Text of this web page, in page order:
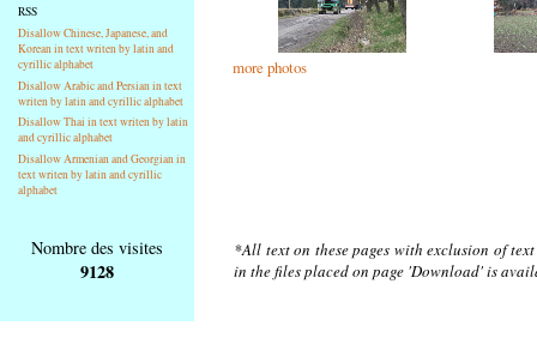
RSS
Disallow Chinese, Japanese, and
Korean in text writen by latin and
cyrillic alphabet
Disallow Arabic and Persian in text
writen by latin and cyrillic alphabet
Disallow Thai in text writen by latin
and cyrillic alphabet
Disallow Armenian and Georgian in
text writen by latin and cyrillic
alphabet
more photos
Nombre des visites
9128
*All text on these pages with exclusion of
in the files placed on page 'Download' is